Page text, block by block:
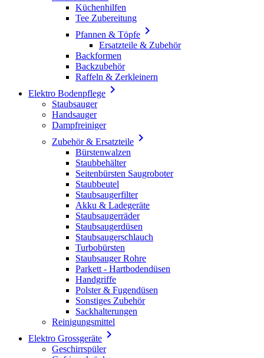
Küchenhilfen
Tee Zubereitung
Pfannen & Töpfe 
Ersatzteile & Zubehör
Backformen
Backzubehör
Raffeln & Zerkleinern
Elektro Bodenpflege 
Staubsauger
Handsauger
Dampfreiniger
Zubehör & Ersatzteile 
Bürstenwalzen
Staubbehälter
Seitenbürsten Saugroboter
Staubbeutel
Staubsaugerfilter
Akku & Ladegeräte
Staubsaugerräder
Staubsaugerdüsen
Staubsaugerschlauch
Turbobürsten
Staubsauger Rohre
Parkett - Hartbodendüsen
Handgriffe
Polster & Fugendüsen
Sonstiges Zubehör
Sackhalterungen
Reinigungsmittel
Elektro Grossgeräte 
Geschirrspüler